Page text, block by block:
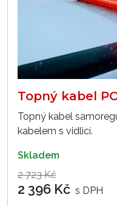
Topný kabel
Topný kabel
kabelem s vidlicí.
skladem
2 723 Kč
2 396 Kč s DPH